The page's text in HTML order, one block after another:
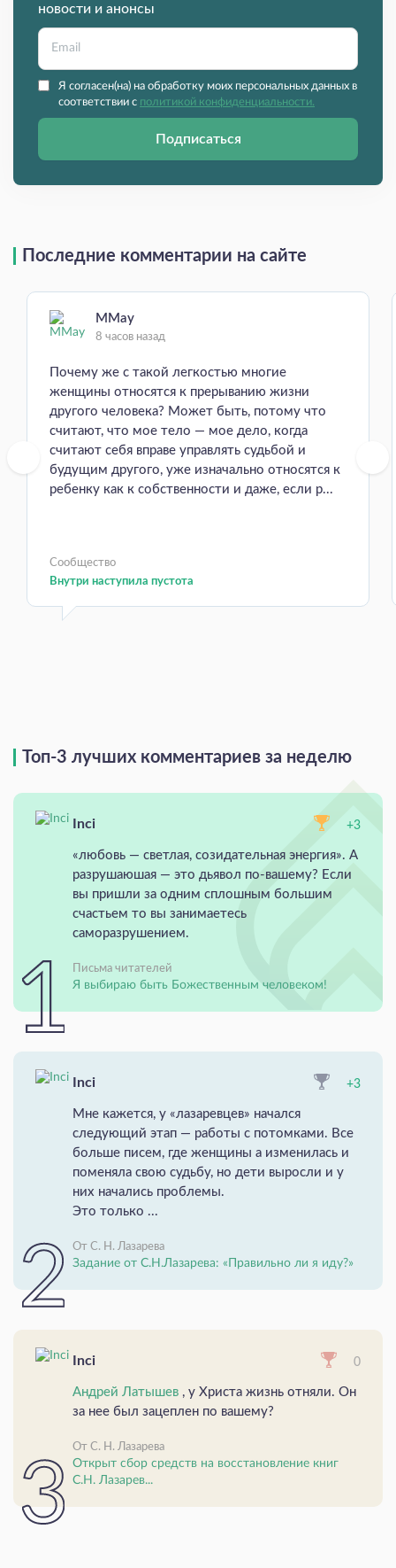
новости и анонсы
Я согласен(на) на обработку моих персональных данных в
соответствии с политикой конфиденциальности.
Подписаться
Последние комментарии на сайте
MMay
8 часов назад
Почему же с такой легкостью многие
женщины относятся к прерыванию жизни
другого человека? Может быть, потому что
считают, что мое тело — мое дело, когда
считают себя вправе управлять судьбой и
будущим другого, уже изначально относятся к
ребенку как к собственности и даже, если р...
Сообщество
Внутри наступила пустота
Топ-3 лучших комментариев за неделю
Inci +3
«любовь — светлая, созидательная энергия». А
разрушаюшая — это дьявол по-вашему? Если
вы пришли за одним сплошным большим
счастьем то вы занимаетесь
саморазрушением.
Письма читателей
Я выбираю быть Божественным человеком!
Inci +3
Мне кажется, у «лазаревцев» начался
следующий этап — работы с потомками. Все
больше писем, где женщины а изменилась и
поменяла свою судьбу, но дети выросли и у
них начались проблемы.
Это только ...
От С. Н. Лазарева
Задание от С.Н.Лазарева: «Правильно ли я иду?»
Inci 0
Андрей Латышев , у Христа жизнь отняли. Он
за нее был зацеплен по вашему?
От С. Н. Лазарева
Открыт сбор средств на восстановление книг
С.Н. Лазарев...